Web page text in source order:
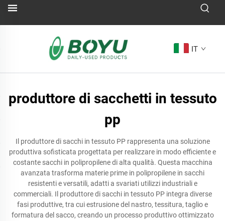
IT
produttore di sacchetti in tessuto
pp
Il produttore di sacchi in tessuto PP rappresenta una soluzione
produttiva sofisticata progettata per realizzare in modo efficiente e
costante sacchi in polipropilene di alta qualità. Questa macchina
avanzata trasforma materie prime in polipropilene in sacchi
resistenti e versatili, adatti a svariati utilizzi industriali e
commerciali. Il produttore di sacchi in tessuto PP integra diverse
fasi produttive, tra cui estrusione del nastro, tessitura, taglio e
formatura del sacco, creando un processo produttivo ottimizzato